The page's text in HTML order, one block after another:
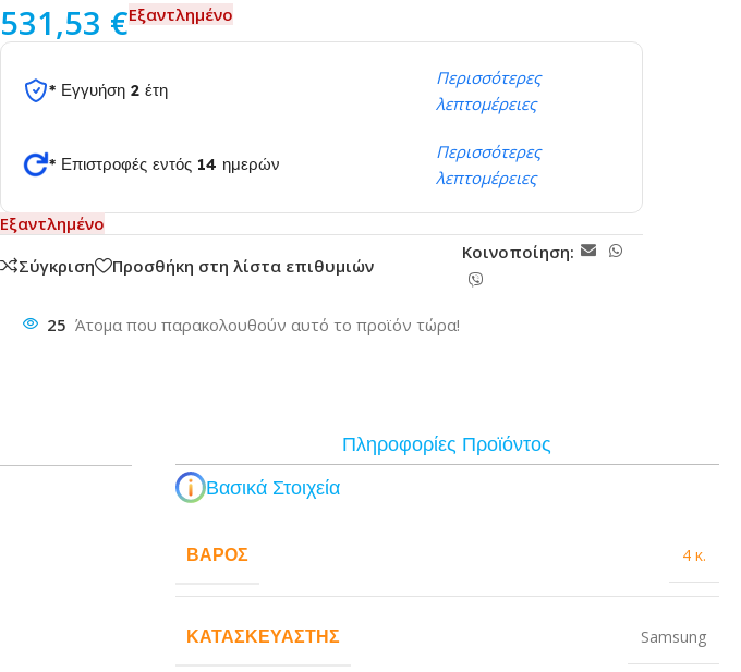
531,53 €Εξαντλημένο
* Εγγυήση 2 έτη
Περισσότερες
λεπτομέρειες
* Επιστροφές εντός 14 ημερών
Περισσότερες
λεπτομέρειες
Εξαντλημένο
Σύγκριση
Προσθήκη στη λίστα επιθυμιών
Κοινοποίηση:
25 Άτομα που παρακολουθούν αυτό το προϊόν τώρα!
Πληροφορίες Προϊόντος
Βασικά Στοιχεία
ΒΆΡΟΣ 4 κ.
ΚΑΤΑΣΚΕΥΑΣΤΉΣ Samsung